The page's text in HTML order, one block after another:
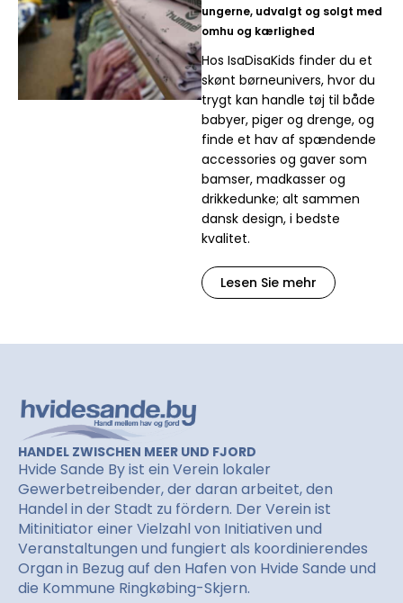
ungerne, udvalgt og solgt med
omhu og kærlighed
Hos IsaDisaKids finder du et
skønt børneunivers, hvor du
trygt kan handle tøj til både
babyer, piger og drenge, og
finde et hav af spændende
accessories og gaver som
bamser, madkasser og
drikkedunke; alt sammen
dansk design, i bedste
kvalitet.
Lesen Sie mehr
HANDEL ZWISCHEN MEER UND FJORD
Hvide Sande By ist ein Verein lokaler
Gewerbetreibender, der daran arbeitet, den
Handel in der Stadt zu fördern. Der Verein ist
Mitinitiator einer Vielzahl von Initiativen und
Veranstaltungen und fungiert als koordinierendes
Organ in Bezug auf den Hafen von Hvide Sande und
die Kommune Ringkøbing-Skjern.